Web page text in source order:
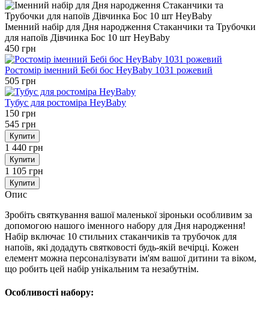
Іменний набір для Дня народження Стаканчики та Трубочки
для напоїв Дівчинка Бос 10 шт HeyBaby
450 грн
Ростомір іменний Бебі бос HeyBaby 1031 рожевий
505 грн
Тубус для ростоміра HeyBaby
150 грн
545 грн
Купити
1 440 грн
Купити
1 105 грн
Купити
Опис
Зробіть святкування вашої маленької зіроньки особливим за
допомогою нашого іменного набору для Дня народження!
Набір включає 10 стильних стаканчиків та трубочок для
напоїв, які додадуть святковості будь-якій вечірці. Кожен
елемент можна персоналізувати ім'ям вашої дитини та віком,
що робить цей набір унікальним та незабутнім.
Особливості набору: